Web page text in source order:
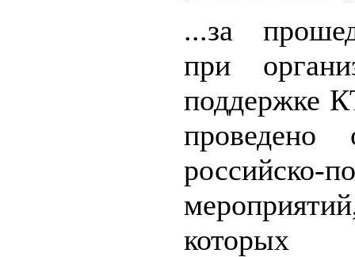
...за
при
поддержке
проведено
российско-
которых